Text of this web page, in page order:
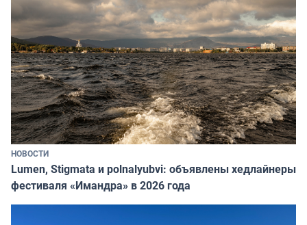
НОВОСТИ
Lumen, Stigmata и polnalyubvi: объявлены хедлайнеры
фестиваля «Имандра» в 2026 года